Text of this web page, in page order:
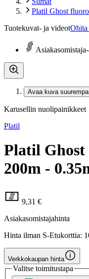
Platil Ghost
Tuotekuvat- ja videotOhita
Avaa kuva
Karusellin nuolipainikkeet
Platil
Platil
200m -
9,31 €
Asiakasomistajahinta
Hinta ilman S-Etukorttia:
Verkkokaupan hinta
Valitse toimitustapa